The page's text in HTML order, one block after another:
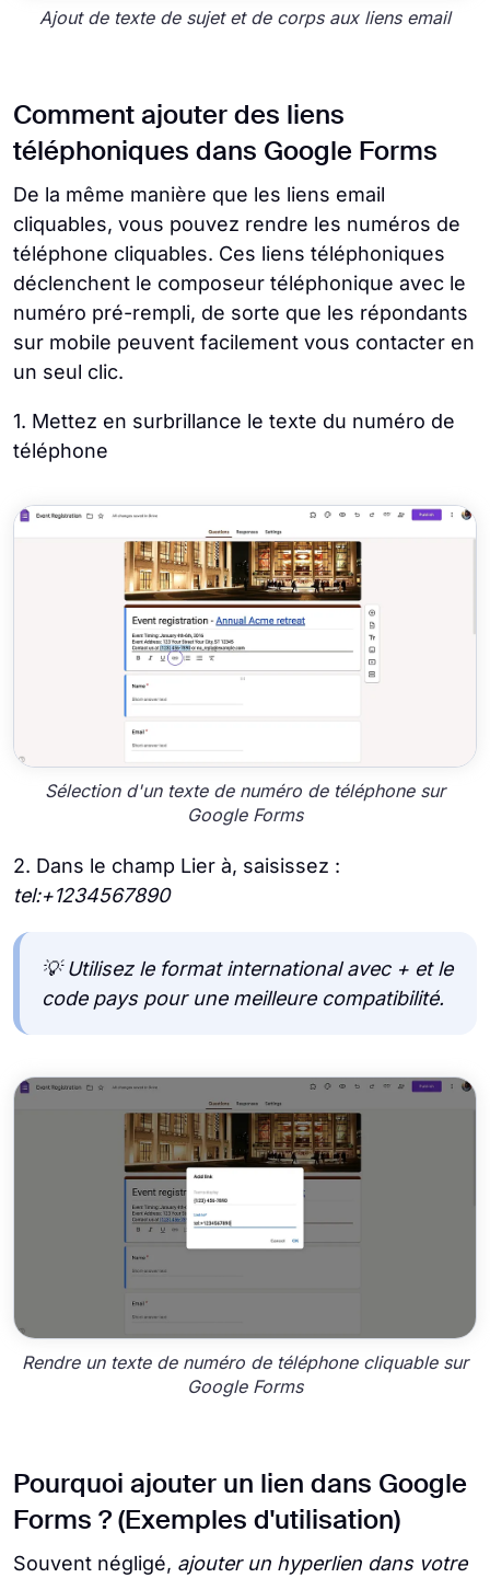
Ajout de texte de sujet et de corps aux liens email
Comment ajouter des liens
téléphoniques dans Google Forms
De la même manière que les liens email
cliquables, vous pouvez rendre les numéros de
téléphone cliquables. Ces liens téléphoniques
déclenchent le composeur téléphonique avec le
numéro pré-rempli, de sorte que les répondants
sur mobile peuvent facilement vous contacter en
un seul clic.
1. Mettez en surbrillance le texte du numéro de
téléphone
Sélection d'un texte de numéro de téléphone sur
Google Forms
2. Dans le champ Lier à, saisissez :
tel:+1234567890
💡 Utilisez le format international avec + et le
code pays pour une meilleure compatibilité.
Rendre un texte de numéro de téléphone cliquable sur
Google Forms
Pourquoi ajouter un lien dans Google
Forms ? (Exemples d'utilisation)
Souvent négligé, ajouter un hyperlien dans votre